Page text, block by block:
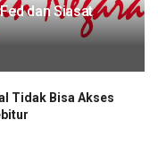
dan Siasat
Tidak Bisa Akses